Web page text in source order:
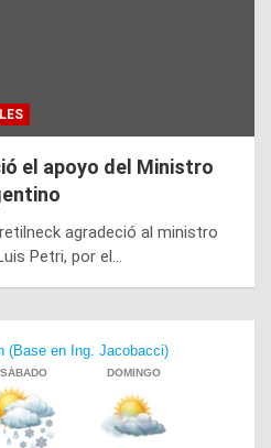
el apoyo del Ministro
agradeció al ministro
Petri, por el…